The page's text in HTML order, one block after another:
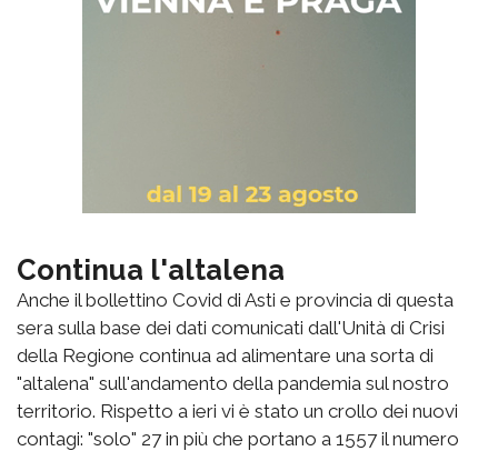
Continua l'altalena
Anche il bollettino Covid di Asti e provincia di questa
sera sulla base dei dati comunicati dall'Unità di Crisi
della Regione continua ad alimentare una sorta di
"altalena" sull'andamento della pandemia sul nostro
territorio. Rispetto a ieri vi è stato un crollo dei nuovi
contagi: "solo" 27 in più che portano a 1557 il numero